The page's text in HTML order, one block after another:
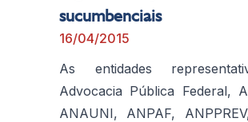
sucumbenciais
16/04/2015
As entidades
Advocacia Pública Federal,
ANAUNI, ANPAF,